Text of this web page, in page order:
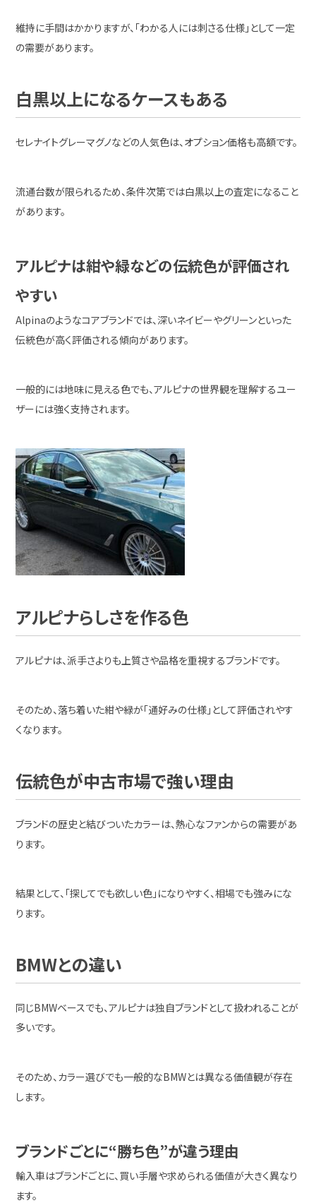
維持に手間はかかりますが、「わかる人には刺さる仕様」として一定
の需要があります。
白黒以上になるケースもある
セレナイトグレーマグノなどの人気色は、オプション価格も高額です。
流通台数が限られるため、条件次第では白黒以上の査定になること
があります。
アルピナは紺や緑などの伝統色が評価され
やすい
Alpinaのようなコアブランドでは、深いネイビーやグリーンといった
伝統色が高く評価される傾向があります。
一般的には地味に見える色でも、アルピナの世界観を理解するユー
ザーには強く支持されます。
アルピナらしさを作る色
アルピナは、派手さよりも上質さや品格を重視するブランドです。
そのため、落ち着いた紺や緑が「通好みの仕様」として評価されやす
くなります。
伝統色が中古市場で強い理由
ブランドの歴史と結びついたカラーは、熱心なファンからの需要があ
ります。
結果として、「探してでも欲しい色」になりやすく、相場でも強みにな
ります。
BMWとの違い
同じBMWベースでも、アルピナは独自ブランドとして扱われることが
多いです。
そのため、カラー選びでも一般的なBMWとは異なる価値観が存在
します。
ブランドごとに“勝ち色”が違う理由
輸入車はブランドごとに、買い手層や求められる価値が大きく異なり
ます。